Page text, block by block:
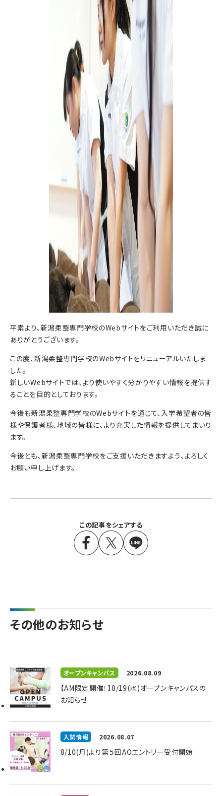
この記事をシェアする
平素より、新潟柔整専門学校のWebサイトをご利用いただき誠に
ありがとうございます。
この度、新潟柔整専門学校のWebサイトをリニューアルいたしま
した。
新しいWebサイトでは、より使いやすく分かりやすい情報を提供す
ることを目的としております。
今後も新潟柔整専門学校のWebサイトを通じて、入学希望者の皆
様や保護者様、地域の皆様に、より充実した情報を提供してまいり
ます。
今後とも、新潟柔整専門学校をご支援いただきますよう、よろしく
お願い申し上げます。
その他のお知らせ
オープンキャンパス 2026.08.09
【AM限定開催！】8/19(水)オープンキャンパスの
お知らせ
入試情報 2026.08.07
8/10(月)より第５回AOエントリー受付開始